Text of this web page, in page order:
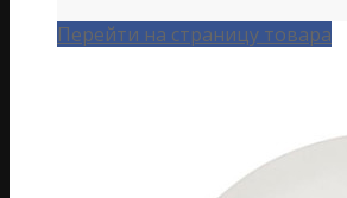
Перейти на страницу товара